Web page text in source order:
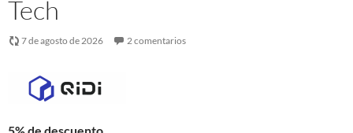
Tech
7 de agosto de 2026 2 comentarios